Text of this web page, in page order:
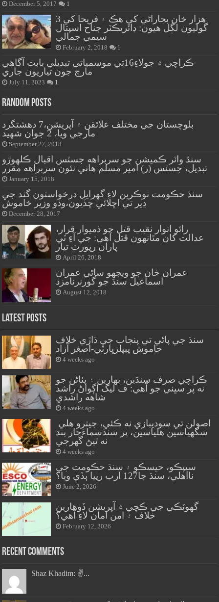
December 5, 2017 1
هزار خان بجاراڻي کي هڪ ۽ فريحا کي 3
گوليون لڳل هيون: ڊائريڪٽر جناح اسپتال
سيمي جمالي
February 2, 2018 1
ڪراچي ۾ جولاءِ16تي موسمياتي تبديلي بابت آگاهي
مارچ جون تياريون جاري
July 11, 2023 1
Random Posts
بلوچستان جي مختلف علائقن ۾ آپريشن،7 دهشتگرد
مارجي ويا، 2 جوان شهيد
September 27, 2018
سنڌ واٽر ڪميشن جو سربراهه جسٽس اقبال ڪلهوڙو
تبديل، جسٽس (ر) امير مسلم هاني نئون سربراهه مقرر
January 15, 2018
سنڌ حڪومت نوڪرين لاءِ گهرايل درخواستون گند جي
ڍير تي اڇلائي ڇڏيون،وڏو وزير خاموش
December 28, 2017
رائو انوار نقيب قتل جو ذميوار قرار،
عدالت کان مٿانهون قتل آهي: جي آءِ ٽي
پاران رپورٽ تيار
April 26, 2018
عمران خان جو ويجهو ساٿي عمران
اسماعيل سنڌ جو گورنرنامزد
August 12, 2018
Latest Posts
سنڌ جي پاڻي تي پنجاب جي ڌاڙي خلاف
خاموش پيپلزپارٽي-اصغر آزاد
4 weeks ago
ڪراچي صرف سنڌين، بهارين ۽ پٺاڻن جو
نه پر سڀني جو آهي: ف ليگ اڳواڻ راشد
شاهه راشدي
4 weeks ago
سگهياسين هلياسين، پر سنڌسماءَچار بند
نه ٿيڻ گهرجي
4 weeks ago
سيپڪو، حيسڪو ۽ سنڌ حڪومت جي
نااهلي، سنڌ جا127 ارب رپيا ٻڏي ويا؟
June 2, 2026
گهوٽڪي جي ڪچي ۾ آپريشن ڏوهارين
خلاف ۽ امن امان لاءِ آهي؟
February 12, 2026
Recent Comments
Shaz Khadim: ✌️...